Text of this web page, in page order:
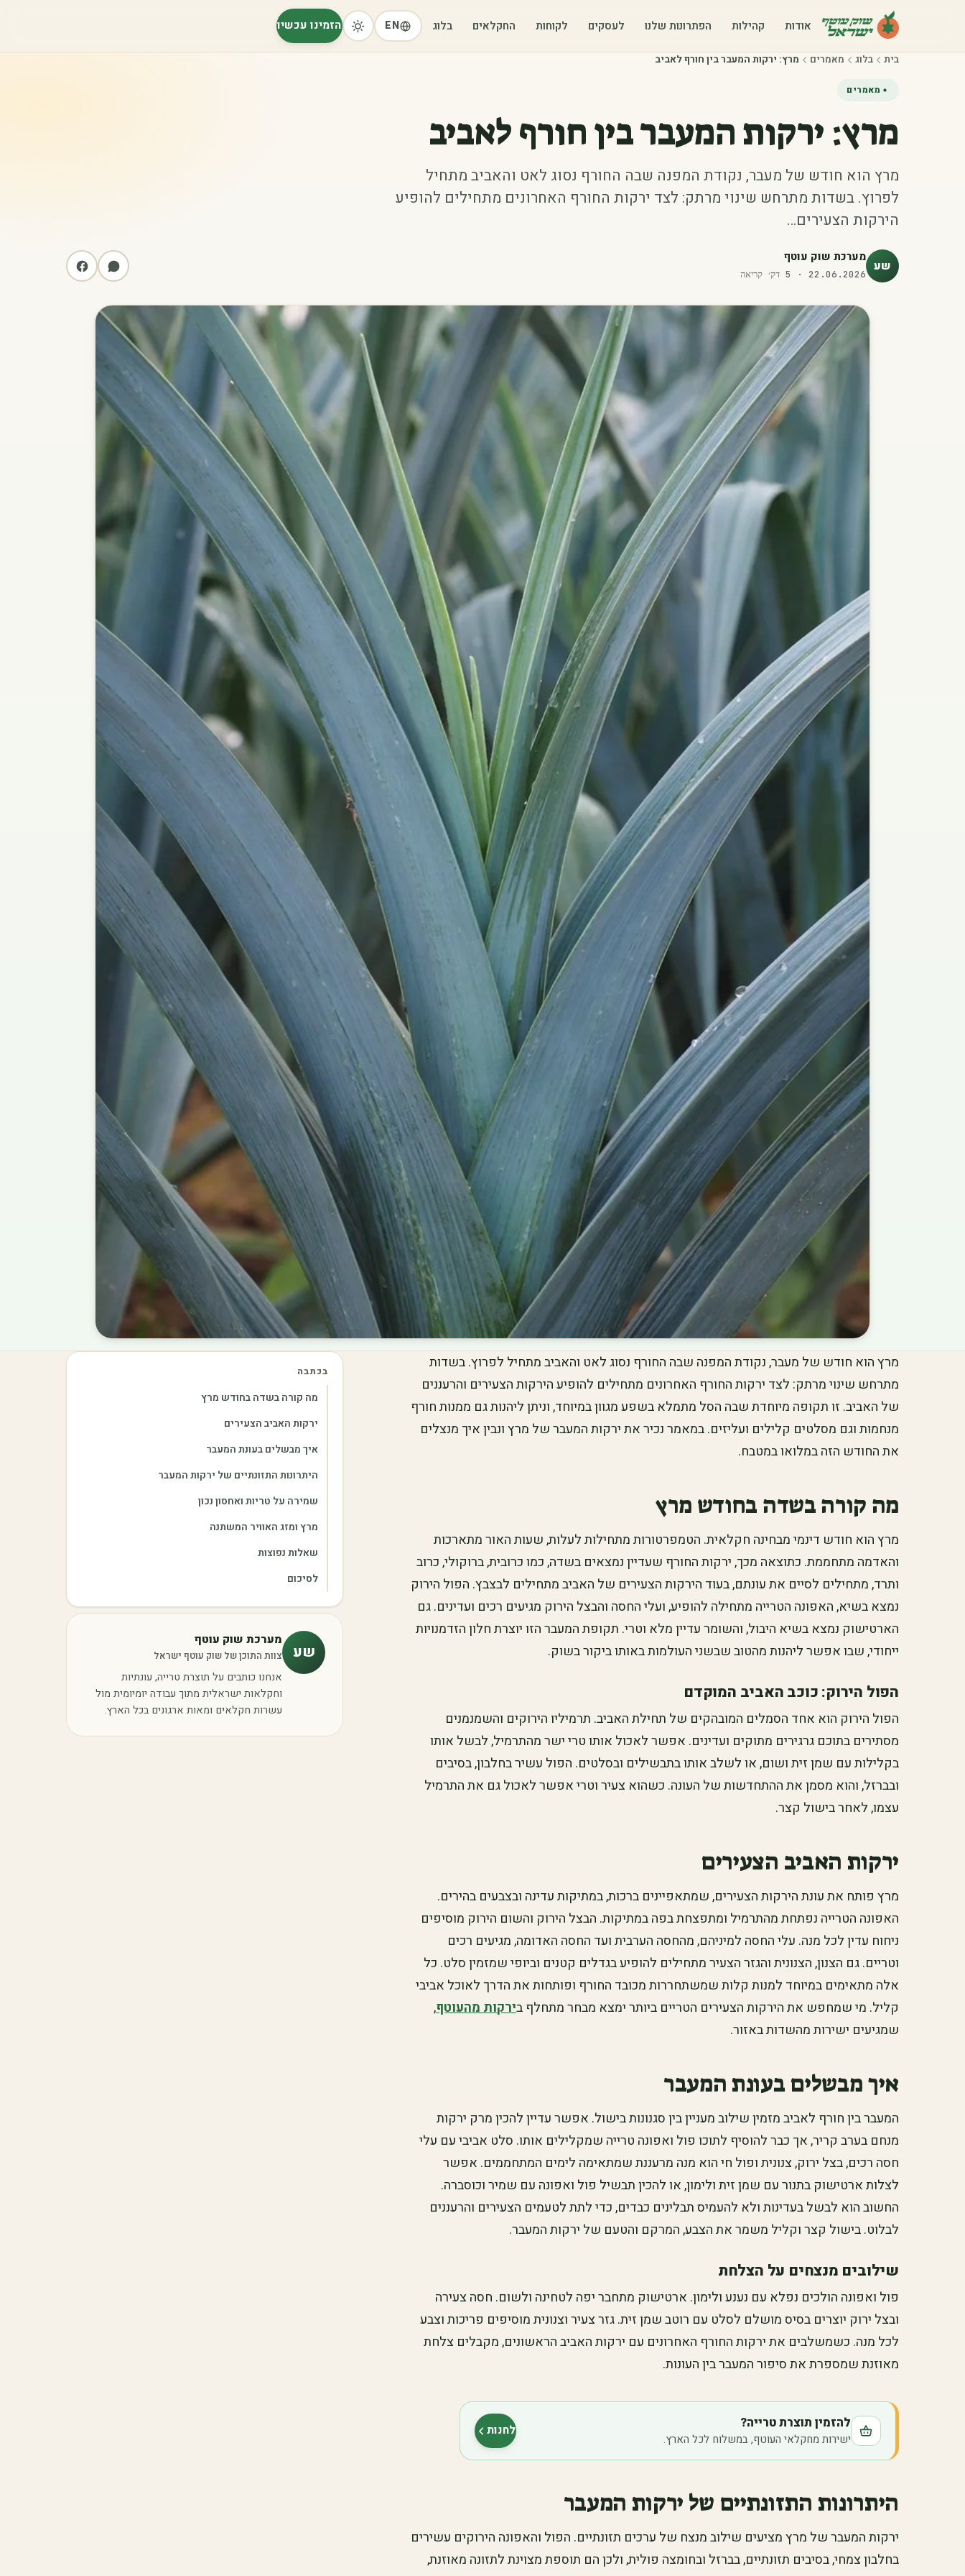
אודות קהילות הפתרונות שלנו לעסקים לקוחות החקלאים בלוג EN הזמינו עכשיו
בית בלוג מאמרים מרץ: ירקות המעבר בין חורף לאביב
מאמרים
מרץ: ירקות המעבר בין חורף לאביב
מרץ הוא חודש של מעבר, נקודת המפנה שבה החורף נסוג לאט והאביב מתחיל
לפרוץ. בשדות מתרחש שינוי מרתק: לצד ירקות החורף האחרונים מתחילים להופיע
הירקות הצעירים…
שע מערכת שוק עוטף
22.06.2026
·
5 דק׳ קריאה
מרץ הוא חודש של מעבר, נקודת המפנה שבה החורף נסוג לאט והאביב מתחיל לפרוץ. בשדות
מתרחש שינוי מרתק: לצד ירקות החורף האחרונים מתחילים להופיע הירקות הצעירים והרעננים
של האביב. זו תקופה מיוחדת שבה הסל מתמלא בשפע מגוון במיוחד, וניתן ליהנות גם ממנות חורף
מנחמות וגם מסלטים קלילים ועליזים. במאמר נכיר את ירקות המעבר של מרץ ונבין איך מנצלים
את החודש הזה במלואו במטבח.
מה קורה בשדה בחודש מרץ
מרץ הוא חודש דינמי מבחינה חקלאית. הטמפרטורות מתחילות לעלות, שעות האור מתארכות
והאדמה מתחממת. כתוצאה מכך, ירקות החורף שעדיין נמצאים בשדה, כמו כרובית, ברוקולי, כרוב
ותרד, מתחילים לסיים את עונתם, בעוד הירקות הצעירים של האביב מתחילים לבצבץ. הפול הירוק
נמצא בשיא, האפונה הטרייה מתחילה להופיע, ועלי החסה והבצל הירוק מגיעים רכים ועדינים. גם
הארטישוק נמצא בשיא היבול, והשומר עדיין מלא וטרי. תקופת המעבר הזו יוצרת חלון הזדמנויות
ייחודי, שבו אפשר ליהנות מהטוב שבשני העולמות באותו ביקור בשוק.
הפול הירוק: כוכב האביב המוקדם
הפול הירוק הוא אחד הסמלים המובהקים של תחילת האביב. תרמיליו הירוקים והשמנמנים
מסתירים בתוכם גרגירים מתוקים ועדינים. אפשר לאכול אותו טרי ישר מהתרמיל, לבשל אותו
בקלילות עם שמן זית ושום, או לשלב אותו בתבשילים ובסלטים. הפול עשיר בחלבון, בסיבים
ובברזל, והוא מסמן את ההתחדשות של העונה. כשהוא צעיר וטרי אפשר לאכול גם את התרמיל
עצמו, לאחר בישול קצר.
ירקות האביב הצעירים
מרץ פותח את עונת הירקות הצעירים, שמתאפיינים ברכות, במתיקות עדינה ובצבעים בהירים.
האפונה הטרייה נפתחת מהתרמיל ומתפצחת בפה במתיקות. הבצל הירוק והשום הירוק מוסיפים
ניחוח עדין לכל מנה. עלי החסה למיניהם, מהחסה הערבית ועד החסה האדומה, מגיעים רכים
וטריים. גם הצנון, הצנונית והגזר הצעיר מתחילים להופיע בגדלים קטנים וביופי שמזמין סלט. כל
אלה מתאימים במיוחד למנות קלות שמשתחררות מכובד החורף ופותחות את הדרך לאוכל אביבי
קליל. מי שמחפש את הירקות הצעירים הטריים ביותר ימצא מבחר מתחלף בירקות מהעוטף,
שמגיעים ישירות מהשדות באזור.
איך מבשלים בעונת המעבר
המעבר בין חורף לאביב מזמין שילוב מעניין בין סגנונות בישול. אפשר עדיין להכין מרק ירקות
מנחם בערב קריר, אך כבר להוסיף לתוכו פול ואפונה טרייה שמקלילים אותו. סלט אביבי עם עלי
חסה רכים, בצל ירוק, צנונית ופול חי הוא מנה מרעננת שמתאימה לימים המתחממים. אפשר
לצלות ארטישוק בתנור עם שמן זית ולימון, או להכין תבשיל פול ואפונה עם שמיר וכוסברה.
החשוב הוא לבשל בעדינות ולא להעמיס תבלינים כבדים, כדי לתת לטעמים הצעירים והרעננים
לבלוט. בישול קצר וקליל משמר את הצבע, המרקם והטעם של ירקות המעבר.
שילובים מנצחים על הצלחת
פול ואפונה הולכים נפלא עם נענע ולימון. ארטישוק מתחבר יפה לטחינה ולשום. חסה צעירה
ובצל ירוק יוצרים בסיס מושלם לסלט עם רוטב שמן זית. גזר צעיר וצנונית מוסיפים פריכות וצבע
לכל מנה. כשמשלבים את ירקות החורף האחרונים עם ירקות האביב הראשונים, מקבלים צלחת
מאוזנת שמספרת את סיפור המעבר בין העונות.
להזמין תוצרת טרייה?
ישירות מחקלאי העוטף, במשלוח לכל הארץ.
לחנות(נפתח בלשונית חדשה)
היתרונות התזונתיים של ירקות המעבר
ירקות המעבר של מרץ מציעים שילוב מנצח של ערכים תזונתיים. הפול והאפונה הירוקים עשירים
בחלבון צמחי, בסיבים תזונתיים, בברזל ובחומצה פולית, ולכן הם תוספת מצוינת לתזונה מאוזנת,
בכתבה
מה קורה בשדה בחודש מרץ
ירקות האביב הצעירים
איך מבשלים בעונת המעבר
היתרונות התזונתיים של ירקות המעבר
שמירה על טריות ואחסון נכון
מרץ ומזג האוויר המשתנה
שאלות נפוצות
לסיכום
שע
מערכת שוק עוטף
צוות התוכן של שוק עוטף ישראל
אנחנו כותבים על תוצרת טרייה, עונתיות
וחקלאות ישראלית מתוך עבודה יומיומית מול
עשרות חקלאים ומאות ארגונים בכל הארץ.